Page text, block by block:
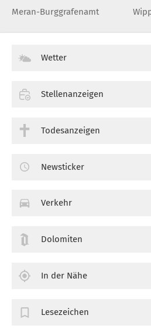
Meran-Burggrafenamt
Wetter
Stellenanzeigen
Todesanzeigen
Newsticker
Verkehr
Dolomiten
In der Nähe
Lesezeichen